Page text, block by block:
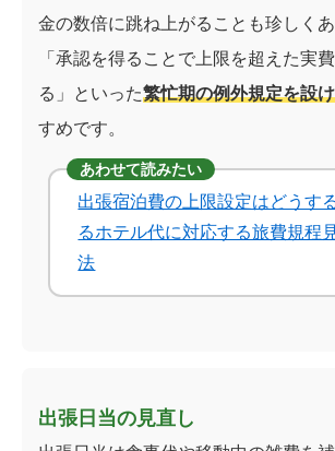
金の数倍に跳ね上がることも珍しくあ
「承認を得ることで上限を超えた実
る」といった繁忙期の例外規定を設
すめです。
あわせて読みたい
出張宿泊費の上限設定はどうす
るホテル代に対応する旅費規程
法
出張日当の見直し